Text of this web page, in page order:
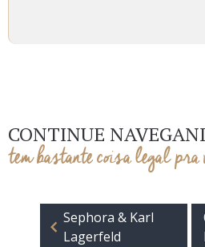
CONTINUE
tem bastante coisa legal pra
Sephora & Karl
Lagerfeld